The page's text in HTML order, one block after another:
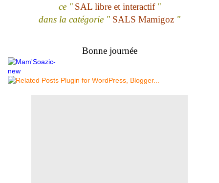
ce " SAL libre et interactif "
dans la catégorie " SALS Mamigoz "
Bonne journée